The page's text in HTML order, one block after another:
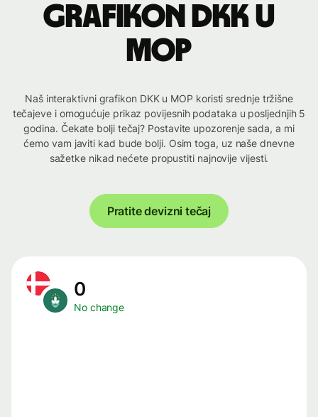
Grafikon DKK u
MOP
Naš interaktivni grafikon DKK u MOP koristi srednje tržišne
tečajeve i omogućuje prikaz povijesnih podataka u posljednjih 5
godina. Čekate bolji tečaj? Postavite upozorenje sada, a mi
ćemo vam javiti kad bude bolji. Osim toga, uz naše dnevne
sažetke nikad nećete propustiti najnovije vijesti.
Pratite devizni tečaj
0
No change